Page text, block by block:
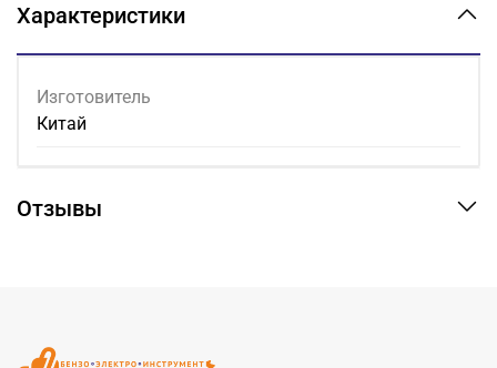
Характеристики
Изготовитель
Китай
Отзывы